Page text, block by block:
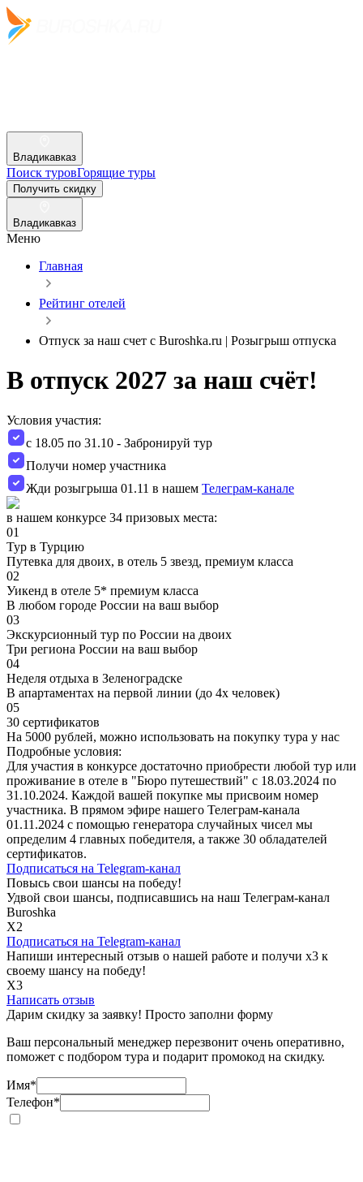
Владикавказ
Поиск туровГорящие туры
Получить скидку
Владикавказ
Меню
Главная
Рейтинг отелей
Отпуск за наш счет c Buroshka.ru | Розыгрыш отпуска
В отпуск 2027 за наш счёт!
Условия участия:
с 18.05 по 31.10 - Забронируй тур
Получи номер участника
Жди розыгрыша 01.11 в нашем Телеграм-канале
в нашем конкурсе 34 призовых места:
01
Тур в Турцию
Путевка для двоих, в отель 5 звезд, премиум класса
02
Уикенд в отеле 5* премиум класса
В любом городе России на ваш выбор
03
Экскурсионный тур по России на двоих
Три региона России на ваш выбор
04
Неделя отдыха в Зеленоградске
В апартаментах на первой линии (до 4х человек)
05
30 сертификатов
На 5000 рублей, можно использовать на покупку тура у нас
Подробные условия:
Для участия в конкурсе достаточно приобрести любой тур или
проживание в отеле в "Бюро путешествий" с 18.03.2024 по
31.10.2024. Каждой вашей покупке мы присвоим номер
участника. В прямом эфире нашего Телеграм-канала
01.11.2024 с помощью генератора случайных чисел мы
определим 4 главных победителя, а также 30 обладателей
сертификатов.
Подписаться на Telegram-канал
Повысь свои шансы на победу!
Удвой свои шансы, подписавшись на наш Телеграм-канал
Buroshka
Х2
Подписаться на Telegram-канал
Напиши интересный отзыв о нашей работе и получи х3 к
своему шансу на победу!
Х3
Написать отзыв
Дарим скидку за заявку! Просто заполни форму
Ваш персональный менеджер перезвонит очень оперативно,
поможет с подбором тура и подарит промокод на скидку.
Имя*
Телефон*